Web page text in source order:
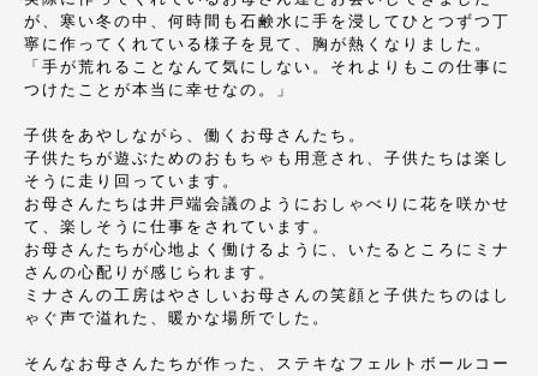
が、寒い冬の中、何時間も石鹸水に手を浸してひとつずつ丁
寧に作ってくれている様子を見て、胸が熱くなりました。
「手が荒れることなんて気にしない。それよりもこの仕事に
つけたことが本当に幸せなの。」
子供をあやしながら、働くお母さんたち。
子供たちが遊ぶためのおもちゃも用意され、子供たちは楽し
そうに走り回っています。
お母さんたちは井戸端会議のようにおしゃべりに花を咲かせ
て、楽しそうに仕事をされています。
お母さんたちが心地よく働けるように、いたるところにミナ
さんの心配りが感じられます。
ミナさんの工房はやさしいお母さんの笑顔と子供たちのはし
ゃぐ声で溢れた、暖かな場所でした。
そんなお母さんたちが作った、ステキなフェルトボールコー